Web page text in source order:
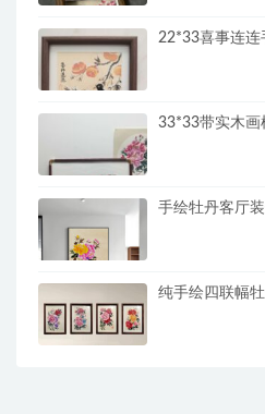
22*33喜事连连
33*33带实木画
手绘牡丹客厅
纯手绘四联幅